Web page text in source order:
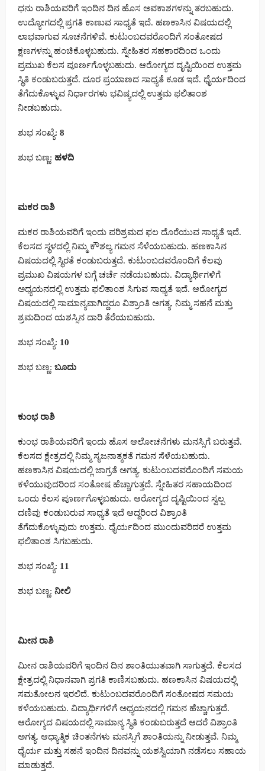
ಧನು ರಾಶಿಯವರಿಗೆ ಇಂದಿನ ದಿನ ಹೊಸ ಅವಕಾಶಗಳನ್ನು ತರಬಹುದು.
ಉದ್ಯೋಗದಲ್ಲಿ ಪ್ರಗತಿ ಕಾಣುವ ಸಾಧ್ಯತೆ ಇದೆ. ಹಣಕಾಸಿನ ವಿಷಯದಲ್ಲಿ
ಲಾಭವಾಗುವ ಸೂಚನೆಗಳಿವೆ. ಕುಟುಂಬದವರೊಂದಿಗೆ ಸಂತೋಷದ
ಕ್ಷಣಗಳನ್ನು ಹಂಚಿಕೊಳ್ಳಬಹುದು. ಸ್ನೇಹಿತರ ಸಹಕಾರದಿಂದ ಒಂದು
ಪ್ರಮುಖ ಕೆಲಸ ಪೂರ್ಣಗೊಳ್ಳಬಹುದು. ಆರೋಗ್ಯದ ದೃಷ್ಟಿಯಿಂದ ಉತ್ತಮ
ಸ್ಥಿತಿ ಕಂಡುಬರುತ್ತದೆ. ದೂರ ಪ್ರಯಾಣದ ಸಾಧ್ಯತೆ ಕೂಡ ಇದೆ. ಧೈರ್ಯದಿಂದ
ತೆಗೆದುಕೊಳ್ಳುವ ನಿರ್ಧಾರಗಳು ಭವಿಷ್ಯದಲ್ಲಿ ಉತ್ತಮ ಫಲಿತಾಂಶ
ನೀಡಬಹುದು.
ಶುಭ ಸಂಖ್ಯೆ: 8
ಶುಭ ಬಣ್ಣ: ಹಳದಿ
ಮಕರ ರಾಶಿ
ಮಕರ ರಾಶಿಯವರಿಗೆ ಇಂದು ಪರಿಶ್ರಮದ ಫಲ ದೊರೆಯುವ ಸಾಧ್ಯತೆ ಇದೆ.
ಕೆಲಸದ ಸ್ಥಳದಲ್ಲಿ ನಿಮ್ಮ ಕೌಶಲ್ಯ ಗಮನ ಸೆಳೆಯಬಹುದು. ಹಣಕಾಸಿನ
ವಿಷಯದಲ್ಲಿ ಸ್ಥಿರತೆ ಕಂಡುಬರುತ್ತದೆ. ಕುಟುಂಬದವರೊಂದಿಗೆ ಕೆಲವು
ಪ್ರಮುಖ ವಿಷಯಗಳ ಬಗ್ಗೆ ಚರ್ಚೆ ನಡೆಯಬಹುದು. ವಿದ್ಯಾರ್ಥಿಗಳಿಗೆ
ಅಧ್ಯಯನದಲ್ಲಿ ಉತ್ತಮ ಫಲಿತಾಂಶ ಸಿಗುವ ಸಾಧ್ಯತೆ ಇದೆ. ಆರೋಗ್ಯದ
ವಿಷಯದಲ್ಲಿ ಸಾಮಾನ್ಯವಾಗಿದ್ದರೂ ವಿಶ್ರಾಂತಿ ಅಗತ್ಯ. ನಿಮ್ಮ ಸಹನೆ ಮತ್ತು
ಶ್ರಮದಿಂದ ಯಶಸ್ಸಿನ ದಾರಿ ತೆರೆಯಬಹುದು.
ಶುಭ ಸಂಖ್ಯೆ: 10
ಶುಭ ಬಣ್ಣ: ಬೂದು
ಕುಂಭ ರಾಶಿ
ಕುಂಭ ರಾಶಿಯವರಿಗೆ ಇಂದು ಹೊಸ ಆಲೋಚನೆಗಳು ಮನಸ್ಸಿಗೆ ಬರುತ್ತವೆ.
ಕೆಲಸದ ಕ್ಷೇತ್ರದಲ್ಲಿ ನಿಮ್ಮ ಸೃಜನಾತ್ಮಕತೆ ಗಮನ ಸೆಳೆಯಬಹುದು.
ಹಣಕಾಸಿನ ವಿಷಯದಲ್ಲಿ ಜಾಗ್ರತೆ ಅಗತ್ಯ. ಕುಟುಂಬದವರೊಂದಿಗೆ ಸಮಯ
ಕಳೆಯುವುದರಿಂದ ಸಂತೋಷ ಹೆಚ್ಚಾಗುತ್ತದೆ. ಸ್ನೇಹಿತರ ಸಹಾಯದಿಂದ
ಒಂದು ಕೆಲಸ ಪೂರ್ಣಗೊಳ್ಳಬಹುದು. ಆರೋಗ್ಯದ ದೃಷ್ಟಿಯಿಂದ ಸ್ವಲ್ಪ
ದಣಿವು ಕಂಡುಬರುವ ಸಾಧ್ಯತೆ ಇದೆ ಆದ್ದರಿಂದ ವಿಶ್ರಾಂತಿ
ತೆಗೆದುಕೊಳ್ಳುವುದು ಉತ್ತಮ. ಧೈರ್ಯದಿಂದ ಮುಂದುವರಿದರೆ ಉತ್ತಮ
ಫಲಿತಾಂಶ ಸಿಗಬಹುದು.
ಶುಭ ಸಂಖ್ಯೆ: 11
ಶುಭ ಬಣ್ಣ: ನೀಲಿ
ಮೀನ ರಾಶಿ
ಮೀನ ರಾಶಿಯವರಿಗೆ ಇಂದಿನ ದಿನ ಶಾಂತಿಯುತವಾಗಿ ಸಾಗುತ್ತದೆ. ಕೆಲಸದ
ಕ್ಷೇತ್ರದಲ್ಲಿ ನಿಧಾನವಾಗಿ ಪ್ರಗತಿ ಕಾಣಿಸಬಹುದು. ಹಣಕಾಸಿನ ವಿಷಯದಲ್ಲಿ
ಸಮತೋಲನ ಇರಲಿದೆ. ಕುಟುಂಬದವರೊಂದಿಗೆ ಸಂತೋಷದ ಸಮಯ
ಕಳೆಯಬಹುದು. ವಿದ್ಯಾರ್ಥಿಗಳಿಗೆ ಅಧ್ಯಯನದಲ್ಲಿ ಗಮನ ಹೆಚ್ಚಾಗುತ್ತದೆ.
ಆರೋಗ್ಯದ ವಿಷಯದಲ್ಲಿ ಸಾಮಾನ್ಯ ಸ್ಥಿತಿ ಕಂಡುಬರುತ್ತದೆ ಆದರೆ ವಿಶ್ರಾಂತಿ
ಅಗತ್ಯ. ಆಧ್ಯಾತ್ಮಿಕ ಚಿಂತನೆಗಳು ಮನಸ್ಸಿಗೆ ಶಾಂತಿಯನ್ನು ನೀಡುತ್ತವೆ. ನಿಮ್ಮ
ಧೈರ್ಯ ಮತ್ತು ಸಹನೆ ಇಂದಿನ ದಿನವನ್ನು ಯಶಸ್ವಿಯಾಗಿ ನಡೆಸಲು ಸಹಾಯ
ಮಾಡುತ್ತದೆ.